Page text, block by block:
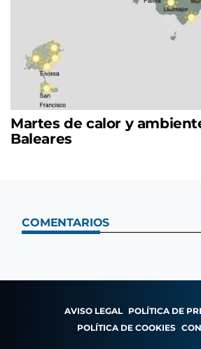
Martes de calor y
Baleares
COMENTARIOS
AVISO LEGAL POLÍTICA DE
POLÍTICA DE COOKIES